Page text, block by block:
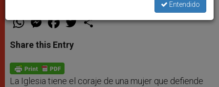
PAPAS
W
t
s
p
p
M
e
s
e
g
e
r
F
a
e
b
o
k
T
w
S
Share this Entry
La Iglesia tiene el coraje de una mujer que defiende
Entendido